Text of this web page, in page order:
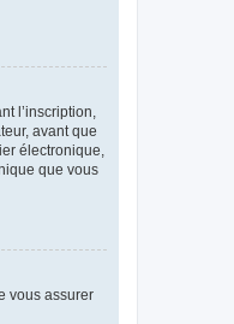
l’inscription,
avant que
électronique,
que vous
vous assurer